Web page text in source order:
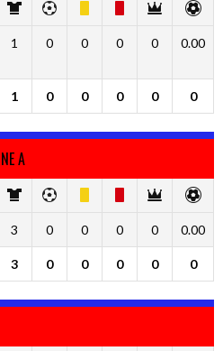
1 0 0 0 0 0.00
1 0 0 0 0 0
A
3 0 0 0 0 0.00
3 0 0 0 0 0